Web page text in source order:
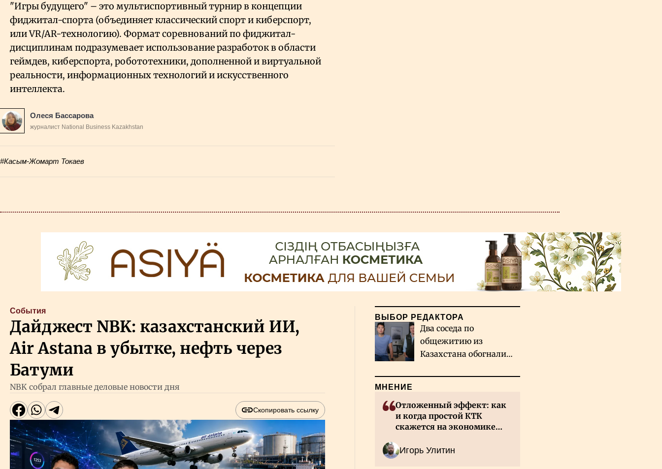
"Игры будущего" – это мультиспортивный турнир в концепции
фиджитал-спорта (объединяет классический спорт и киберспорт,
или VR/AR-технологию). Формат соревнований по фиджитал-
дисциплинам подразумевает использование разработок в области
геймдев, киберспорта, робототехники, дополненной и виртуальной
реальности, информационных технологий и искусственного
интеллекта.
Олеся Бассарова
журналист National Business Kazakhstan
#Касым-Жомарт Токаев
События
Дайджест NBK: казахстанский ИИ,
Air Astana в убытке, нефть через
Батуми
NBK собрал главные деловые новости дня
Скопировать ссылку
ВЫБОР РЕДАКТОРА
Два соседа по
общежитию из
Казахстана обогнали
МНЕНИЕ
Отложенный эффект: как
и когда простой КТК
скажется на экономике
Игорь Улитин